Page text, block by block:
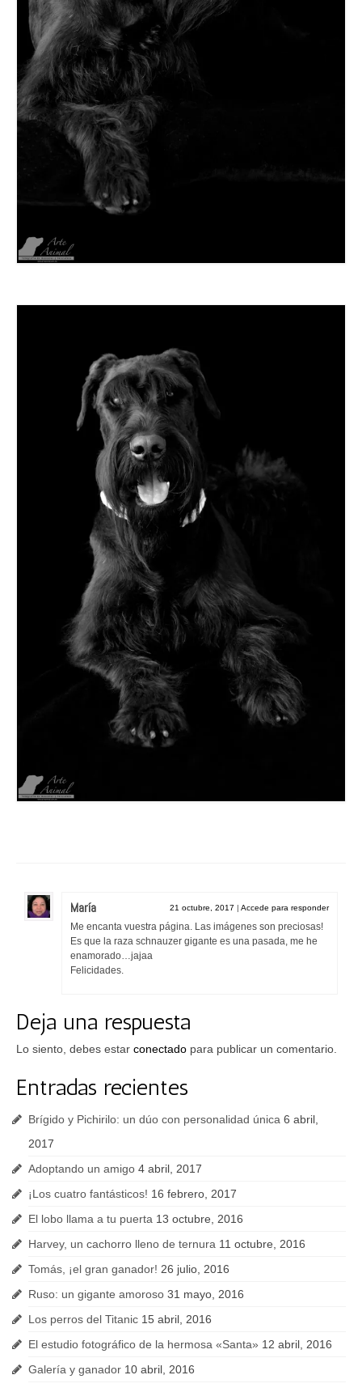
María 21 octubre, 2017 Accede para responder
Me encanta vuestra página. Las imágenes son preciosas!
Es que la raza schnauzer gigante es una pasada, me he
enamorado…jajaa
Felicidades.
Deja una respuesta
Lo siento, debes estar conectado para publicar un comentario.
Entradas recientes
Brígido y Pichirilo: un dúo con personalidad única 6 abril,
2017
Adoptando un amigo 4 abril, 2017
¡Los cuatro fantásticos! 16 febrero, 2017
El lobo llama a tu puerta 13 octubre, 2016
Harvey, un cachorro lleno de ternura 11 octubre, 2016
Tomás, ¡el gran ganador! 26 julio, 2016
Ruso: un gigante amoroso 31 mayo, 2016
Los perros del Titanic 15 abril, 2016
El estudio fotográfico de la hermosa «Santa» 12 abril, 2016
Galería y ganador 10 abril, 2016